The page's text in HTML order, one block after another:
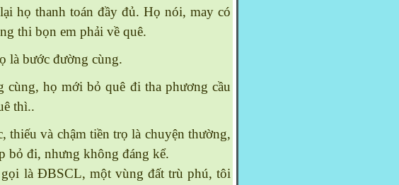
họ thanh toán đầy đủ. Họ nói, may có
thi bọn em phải về quê.
là bước đường cùng.
cùng, họ mới bỏ quê đi tha phương cầu
thì..
thiếu và chậm tiền trọ là chuyện thường,
bỏ đi, nhưng không đáng kể.
là ĐBSCL, một vùng đất trù phú, tôi